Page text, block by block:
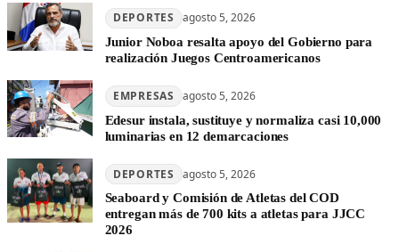
DEPORTES agosto 5, 2026
Junior Noboa resalta apoyo del Gobierno para
realización Juegos Centroamericanos
EMPRESAS agosto 5, 2026
Edesur instala, sustituye y normaliza casi 10,000
luminarias en 12 demarcaciones
DEPORTES agosto 5, 2026
Seaboard y Comisión de Atletas del COD
entregan más de 700 kits a atletas para JJCC
2026